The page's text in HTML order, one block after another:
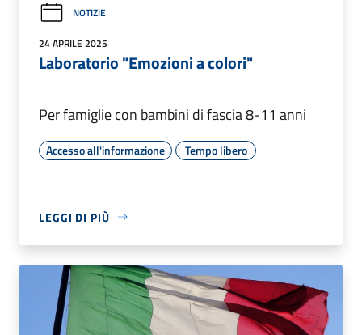
NOTIZIE
24 APRILE 2025
Laboratorio "Emozioni a colori"
Per famiglie con bambini di fascia 8-11 anni
Accesso all'informazione Tempo libero
LEGGI DI PIÙ